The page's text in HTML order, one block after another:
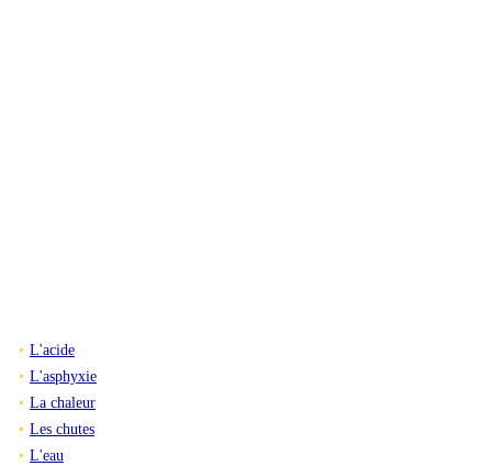
L'acide
L'asphyxie
La chaleur
Les chutes
L'eau